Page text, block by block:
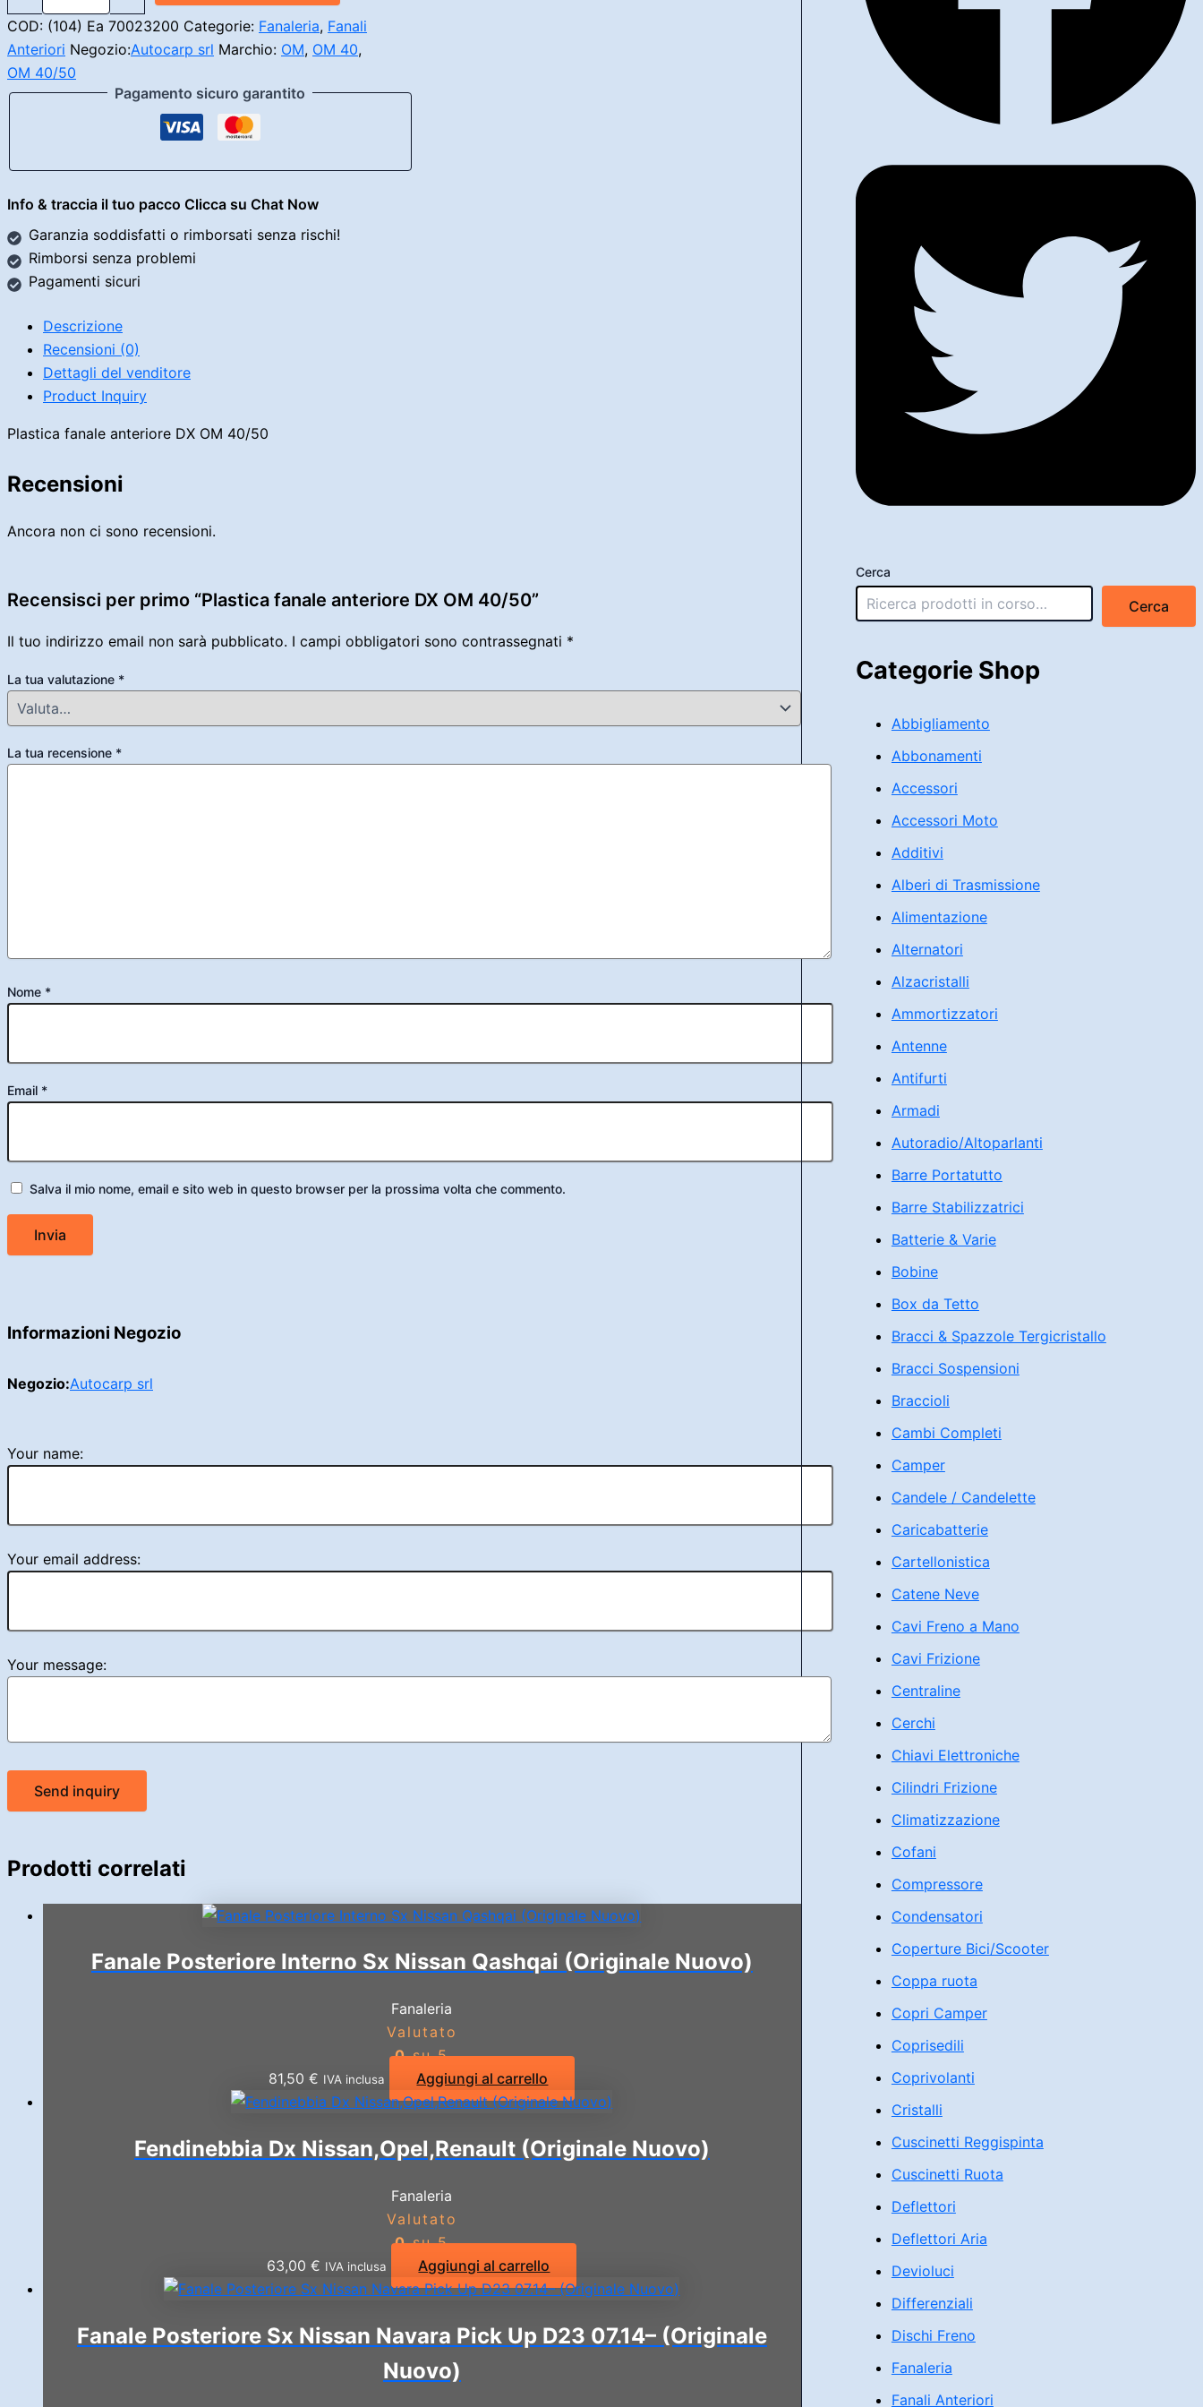
DX
OM
40/50
quantità
COD: (104) Ea 70023200 Categorie: Fanaleria, Fanali
Anteriori Negozio:Autocarp srl Marchio: OM, OM 40,
OM 40/50
Pagamento sicuro garantito
Info & traccia il tuo pacco Clicca su Chat Now
Garanzia soddisfatti o rimborsati senza rischi!
Rimborsi senza problemi
Pagamenti sicuri
Descrizione
Recensioni (0)
Dettagli del venditore
Product Inquiry
Plastica fanale anteriore DX OM 40/50
Recensioni
Ancora non ci sono recensioni.
Recensisci per primo “Plastica fanale anteriore DX OM 40/50”
Il tuo indirizzo email non sarà pubblicato. I campi obbligatori sono contrassegnati *
La tua valutazione *
La tua recensione *
Nome *
Email *
Salva il mio nome, email e sito web in questo browser per la prossima volta che commento.
Informazioni Negozio
Negozio:Autocarp srl
Your name:
Your email address:
Your message:
Send inquiry
Prodotti correlati
Fanale Posteriore Interno Sx Nissan Qashqai (Originale Nuovo)
Fanaleria
Valutato
0su 5
81,50€ IVA inclusa Aggiungi al carrello
Fendinebbia Dx Nissan,Opel,Renault (Originale Nuovo)
Fanaleria
Valutato
0su 5
63,00€ IVA inclusa Aggiungi al carrello
Fanale Posteriore Sx Nissan Navara Pick Up D23 07.14– (Originale
Nuovo)
Cerca
Cerca
Categorie Shop
Abbigliamento
Abbonamenti
Accessori
Accessori Moto
Additivi
Alberi di Trasmissione
Alimentazione
Alternatori
Alzacristalli
Ammortizzatori
Antenne
Antifurti
Armadi
Autoradio/Altoparlanti
Barre Portatutto
Barre Stabilizzatrici
Batterie & Varie
Bobine
Box da Tetto
Bracci & Spazzole Tergicristallo
Bracci Sospensioni
Braccioli
Cambi Completi
Camper
Candele / Candelette
Caricabatterie
Cartellonistica
Catene Neve
Cavi Freno a Mano
Cavi Frizione
Centraline
Cerchi
Chiavi Elettroniche
Cilindri Frizione
Climatizzazione
Cofani
Compressore
Condensatori
Coperture Bici/Scooter
Coppa ruota
Copri Camper
Coprisedili
Coprivolanti
Cristalli
Cuscinetti Reggispinta
Cuscinetti Ruota
Deflettori
Deflettori Aria
Devioluci
Differenziali
Dischi Freno
Fanaleria
Fanali Anteriori